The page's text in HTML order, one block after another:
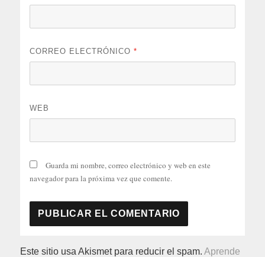
CORREO ELECTRÓNICO*
WEB
Guarda mi nombre, correo electrónico y web en este
navegador para la próxima vez que comente.
Este sitio usa Akismet para reducir el spam.Aprende